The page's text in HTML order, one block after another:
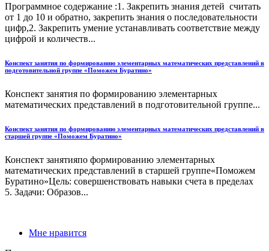
Программное содержание :1. Закрепить знания детей считать
от 1 до 10 и обратно, закрепить знания о последовательности
цифр,2. Закрепить умение устанавливать соответствие между
цифрой и количеств...
Конспект занятия по формированию элементарных математических представлений в
подготовительной группе «Поможем Буратино»
Конспект занятия по формированию элементарных
математических представлений в подготовительной группе...
Конспект занятия по формированию элементарных математических представлений в
старшей группе «Поможем Буратино»
Конспект занятияпо формированию элементарных
математических представлений в старшей группе«Поможем
Буратино»Цель: совершенствовать навыки счета в преде­лах
5. Задачи: Образов...
Мне нравится